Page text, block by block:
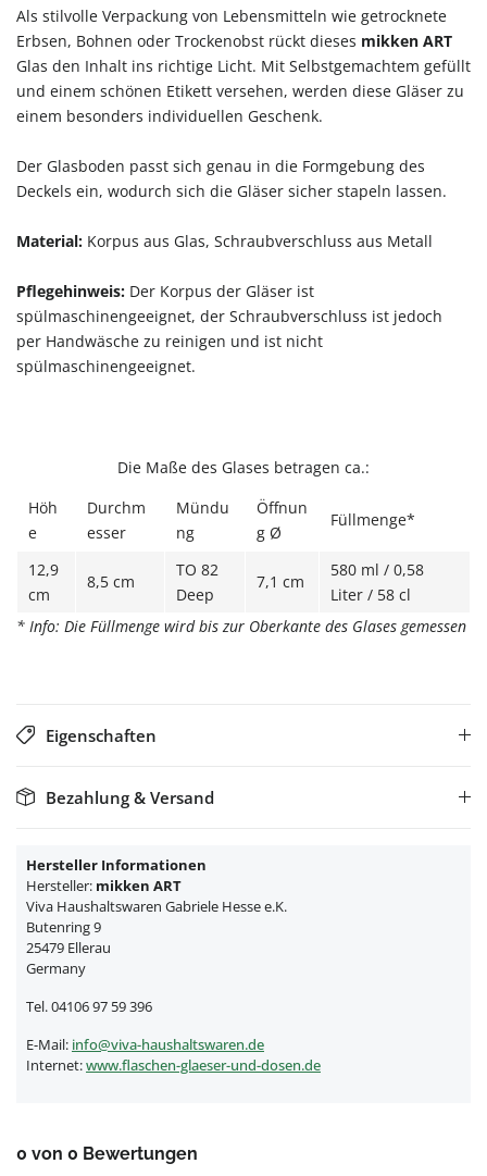
Als stilvolle Verpackung von Lebensmitteln wie getrocknete
Erbsen, Bohnen oder Trockenobst rückt dieses mikken ART
Glas den Inhalt ins richtige Licht. Mit Selbstgemachtem gefüllt
und einem schönen Etikett versehen, werden diese Gläser zu
einem besonders individuellen Geschenk.
Der Glasboden passt sich genau in die Formgebung des
Deckels ein, wodurch sich die Gläser sicher stapeln lassen.
Material: Korpus aus Glas, Schraubverschluss aus Metall
Pflegehinweis: Der Korpus der Gläser ist
spülmaschinengeeignet, der Schraubverschluss ist jedoch
per Handwäsche zu reinigen und ist nicht
spülmaschinengeeignet.
Die Maße des Glases betragen ca.:
Höh
e
Durchm
esser
Mündu
ng
Öffnun
g Ø
Füllmenge*
12,9
cm
8,5 cm
TO 82
Deep
7,1 cm
580 ml / 0,58
Liter / 58 cl
* Info: Die Füllmenge wird bis zur Oberkante des Glases gemessen
Eigenschaften
Bezahlung & Versand
Hersteller Informationen
Hersteller: mikken ART
Viva Haushaltswaren Gabriele Hesse e.K.
Butenring 9
25479 Ellerau
Germany
Tel. 04106 97 59 396
E-Mail: info@viva-haushaltswaren.de
Internet:www.flaschen-glaeser-und-dosen.de
0 von 0 Bewertungen